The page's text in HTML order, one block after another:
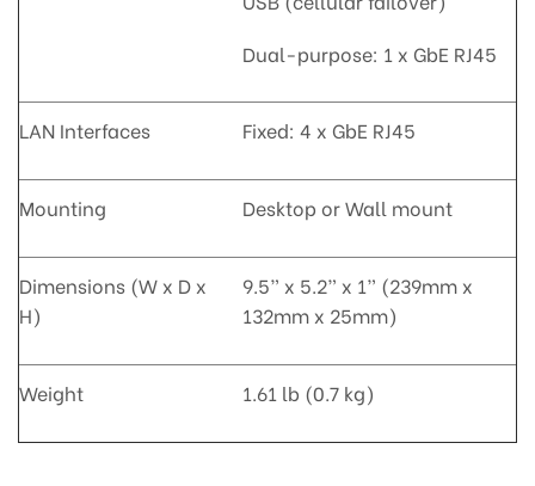
Dual-purpose: 1 x GbE RJ45
LAN Interfaces Fixed: 4 x GbE RJ45
Mounting Desktop or Wall mount
Dimensions (W x D x
H)
9.5” x 5.2” x 1” (239mm x
132mm x 25mm)
Weight 1.61 lb (0.7 kg)